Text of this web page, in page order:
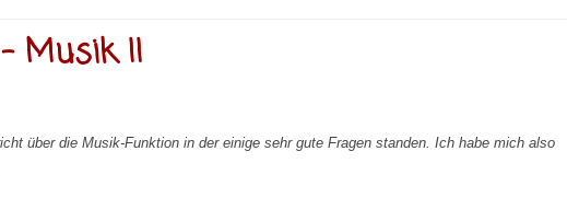
Musik II
über die Musik-Funktion in der einige sehr gute Fragen standen. Ich habe mich also